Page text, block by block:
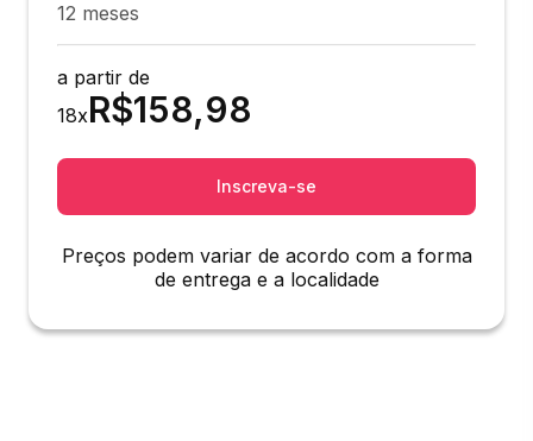
12 meses
a partir de
18xR$158,98
Inscreva-se
Preços podem variar de acordo com a forma
de entrega e a localidade